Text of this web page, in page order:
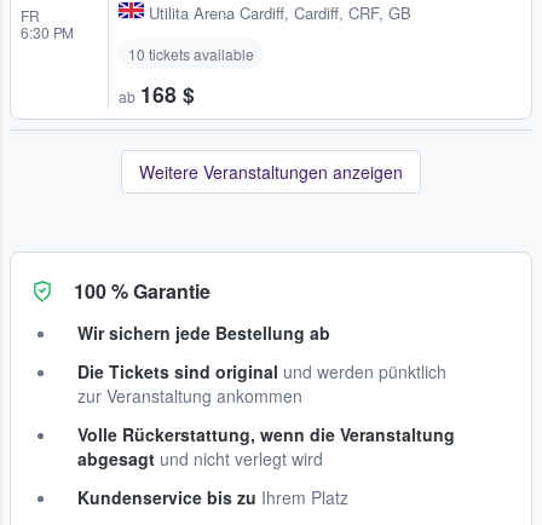
FR
6:30 PM
Utilita Arena Cardiff, Cardiff, CRF, GB
10 tickets available
ab 168 $
Weitere Veranstaltungen anzeigen
100 % Garantie
Wir sichern jede Bestellung ab
Die Tickets sind original und werden pünktlich
zur Veranstaltung ankommen
Volle Rückerstattung, wenn die Veranstaltung
abgesagt und nicht verlegt wird
Kundenservice bis zu Ihrem Platz